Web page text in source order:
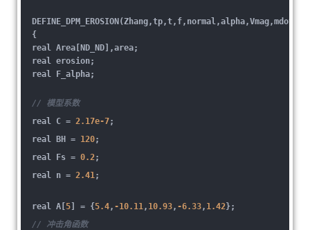
DEFINE_DPM_EROSION(Zhang,tp,t,f,normal,alpha,Vmag,mdot)
{
real Area[ND_ND],area;
real erosion;
real F_alpha;
// 模型系数
real C = 2.17e-7;
real BH = 120;
real Fs = 0.2;
real n = 2.41 ;
real A[5] = {5.4, -10.11 , 10.93, -6.33, 1.42};
// 冲击角函数